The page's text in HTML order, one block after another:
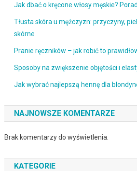
Jak dbać o kręcone włosy męskie?
Tłusta skóra u mężczyzn: przyczyny,
skórne
Pranie ręczników – jak robić to
Sposoby na zwiększenie objętości i
Jak wybrać najlepszą hennę dla
NAJNOWSZE KOMENTARZE
Brak komentarzy do wyświetlenia.
KATEGORIE